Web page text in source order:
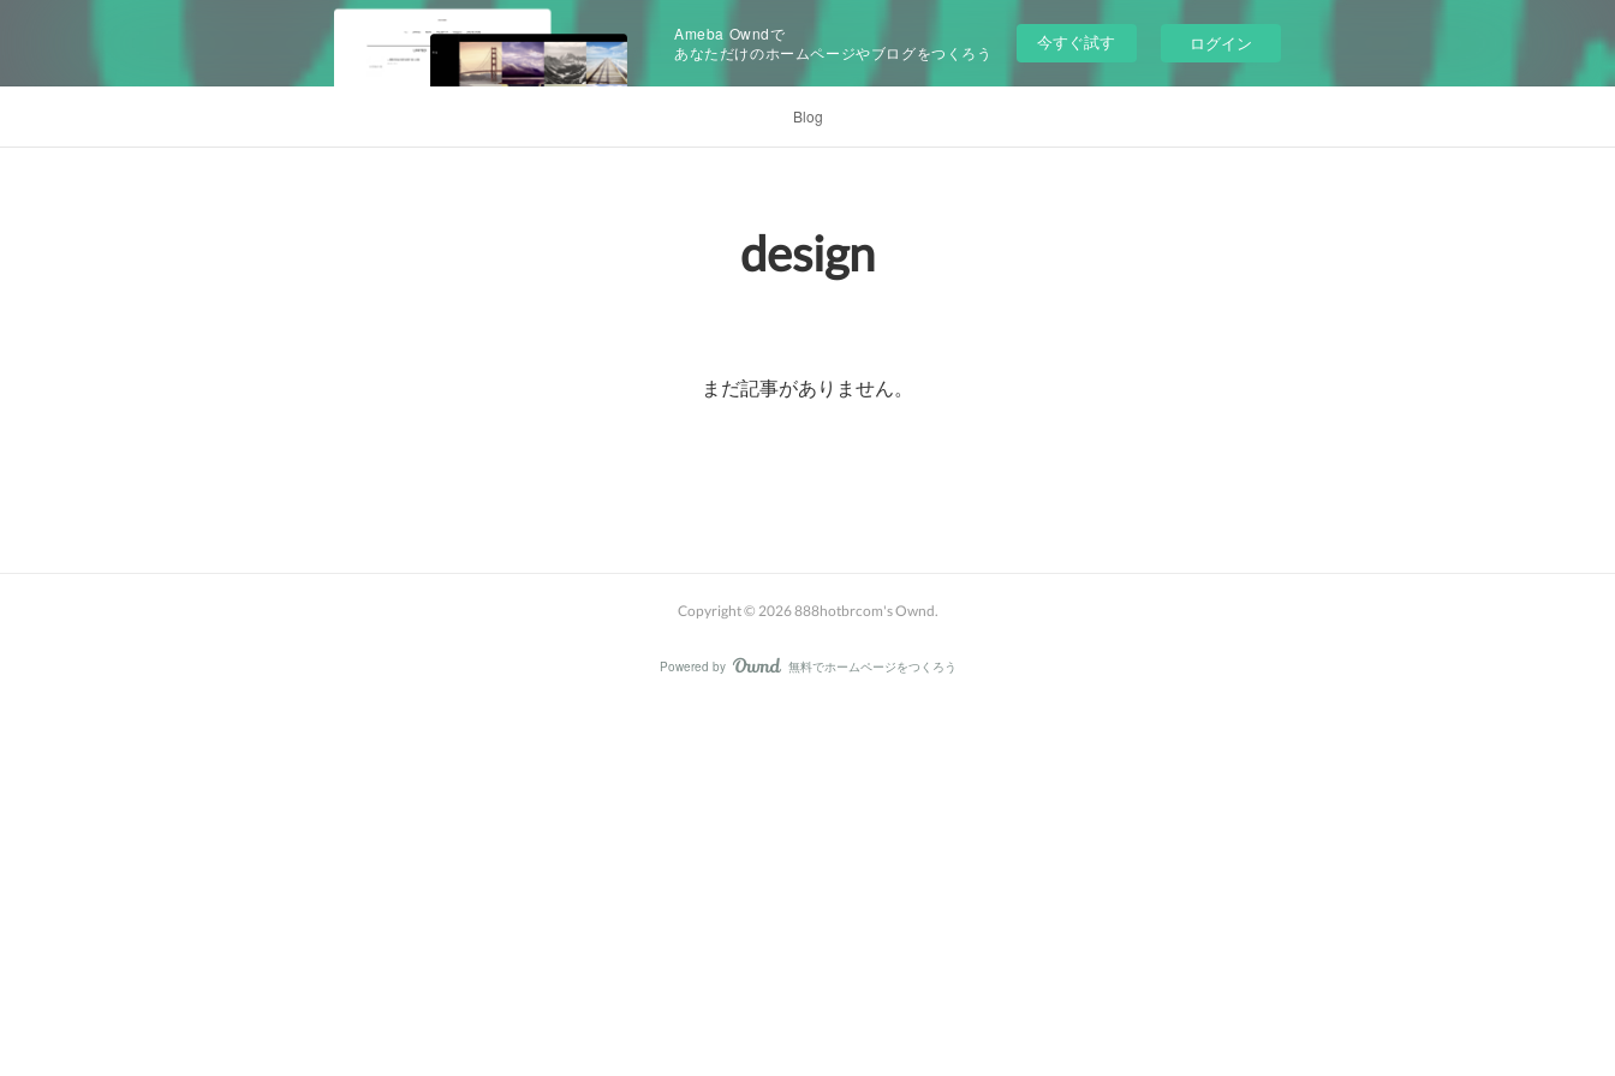
Ameba Owndで
あなただけのホームページやブログをつくろう
今すぐ試す ログイン
Blog
design
まだ記事がありません。
Copyright © 2026888hotbrcom's Ownd.
Powered by AmebaOwnd
無料でホームページをつくろう